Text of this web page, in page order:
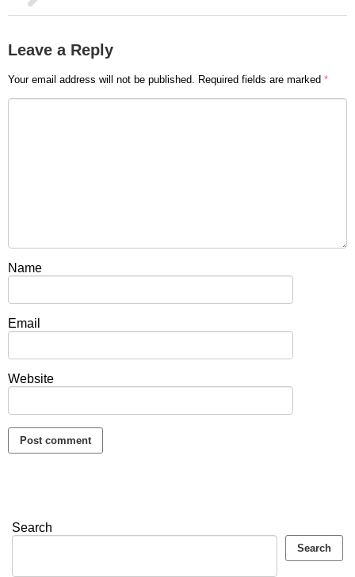
Leave a Reply
Your email address will not be published. Required fields are marked *
Name
Email
Website
Search
Search